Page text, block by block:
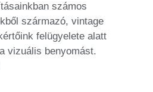
számos
származó, vintage
felügyelete alatt
vizuális benyomást.